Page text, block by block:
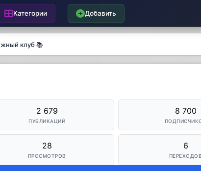
Категории Добавить
клуб 📚
2 679
ПУБЛИКАЦИЙ
8 700
28
ПРОСМОТРОВ
6
ПЕРЕХОДОВ